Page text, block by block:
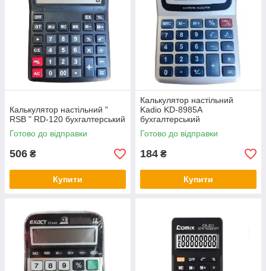
Калькулятор настільний "
RSB " RD-120 бухгалтерський
Готово до відправки
506 ₴
Купити
Калькулятор настільний
Kadio KD-8985A
бухгалтерський
Готово до відправки
184 ₴
Купити